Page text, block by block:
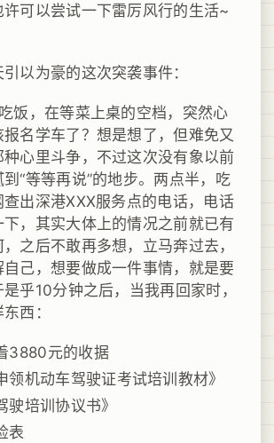
可以尝试一下雷厉风行的生活~
以为豪的这次突袭事件：
饭，在等菜上桌的空档，突然心
名学车了？想是想了，但难免又
心里斗争，不过这次没有象以前
“等等再说”的地步。两点半，吃
出深港XXX服务点的电话，电话
，其实大体上的情况之前就已有
之后不敢再多想，立马奔过去，
自己，想要做成一件事情，就是要
乎10分钟之后，当我再回家时，
西：
3880元的收据
领机动车驾驶证考试培训教材》
驶培训协议书》
表